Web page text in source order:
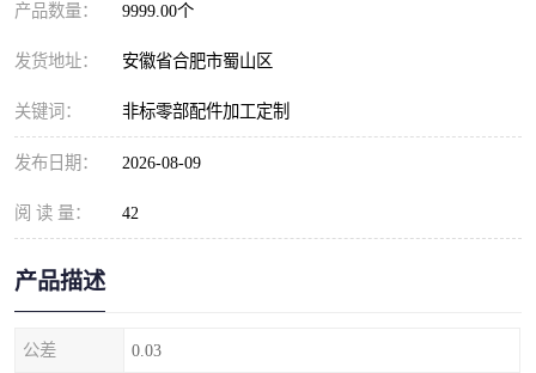
产品数量： 9999.00个
发货地址： 安徽省合肥市蜀山区
关键词： 非标零部配件加工定制
发布日期： 2026-08-09
阅 读 量： 42
产品描述
公差 0.03